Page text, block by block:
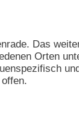
Das
Orten